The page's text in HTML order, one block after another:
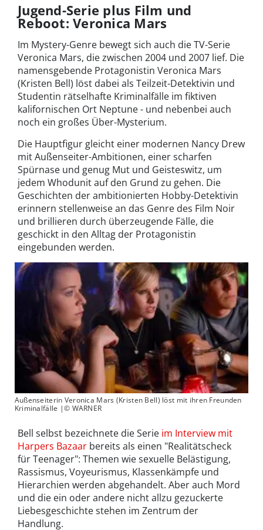
Jugend-Serie plus Film und
Reboot: Veronica Mars
Im Mystery-Genre bewegt sich auch die TV-Serie
Veronica Mars, die zwischen 2004 und 2007 lief. Die
namensgebende Protagonistin Veronica Mars
(Kristen Bell) löst dabei als Teilzeit-Detektivin und
Studentin rätselhafte Kriminalfälle im fiktiven
kalifornischen Ort Neptune - und nebenbei auch
noch ein großes Über-Mysterium.
Die Hauptfigur gleicht einer modernen Nancy Drew
mit Außenseiter-Ambitionen, einer scharfen
Spürnase und genug Mut und Geisteswitz, um
jedem Whodunit auf den Grund zu gehen. Die
Geschichten der ambitionierten Hobby-Detektivin
erinnern stellenweise an das Genre des Film Noir
und brillieren durch überzeugende Fälle, die
geschickt in den Alltag der Protagonistin
eingebunden werden.
Außenseiterin Veronica Mars (Kristen Bell) löst mit ihren Freunden
Kriminalfälle |© WARNER
Bell selbst bezeichnete die Serie im Interview mit
Harpers Bazaar bereits als einen "Realitätscheck
für Teenager": Themen wie sexuelle Belästigung,
Rassismus, Voyeurismus, Klassenkämpfe und
Hierarchien werden abgehandelt. Aber auch Mord
und die ein oder andere nicht allzu gezuckerte
Liebesgeschichte stehen im Zentrum der
Handlung.